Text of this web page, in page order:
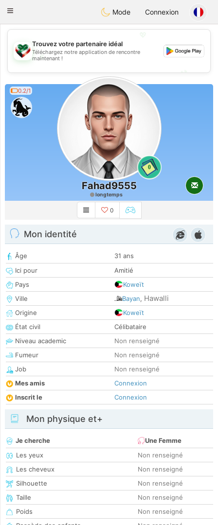
KuwaitChat
Toggle
Mode Connexion
💖
💕
💕
Trouvez votre partenaire idéal
Téléchargez notre application de rencontre
maintenant !
0.2/1
0
Fahad9555
longtemps
0
Mon identité
Âge
31 ans
Ici pour
Amitié
Pays
Koweït
Ville
Bayan, Hawalli
Origine
Koweït
État civil
Célibataire
Niveau academic
Non renseigné
Fumeur
Non renseigné
Job
Non renseigné
Mes amis
Connexion
Inscrit le
Connexion
Mon physique et+
Je cherche
Une Femme
Les yeux
Non renseigné
Les cheveux
Non renseigné
Silhouette
Non renseigné
Taille
Non renseigné
Poids
Non renseigné